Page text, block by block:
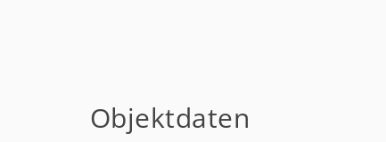
Objektdaten